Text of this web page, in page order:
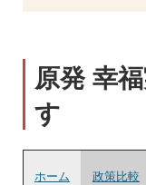
原発 幸
す
ホーム 政策比較